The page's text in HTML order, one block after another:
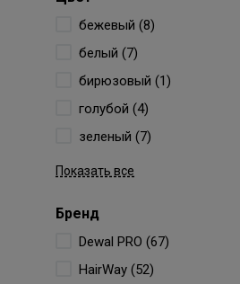
бежевый (8)
белый (7)
бирюзовый (1)
голубой (4)
зеленый (7)
Показать все
Бренд
Dewal PRO (67)
HairWay (52)